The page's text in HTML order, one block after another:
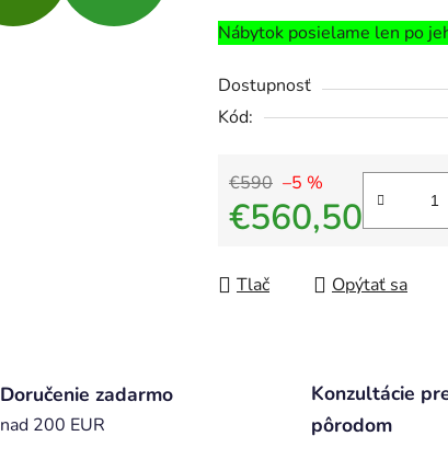
Nábytok posielame len po
Dostupnosť
Kód:
€590 –5 %
€560,50
Tlač Opýtať sa
Doručenie zadarmo
nad 200 EUR
Konzultácie
pôrodom